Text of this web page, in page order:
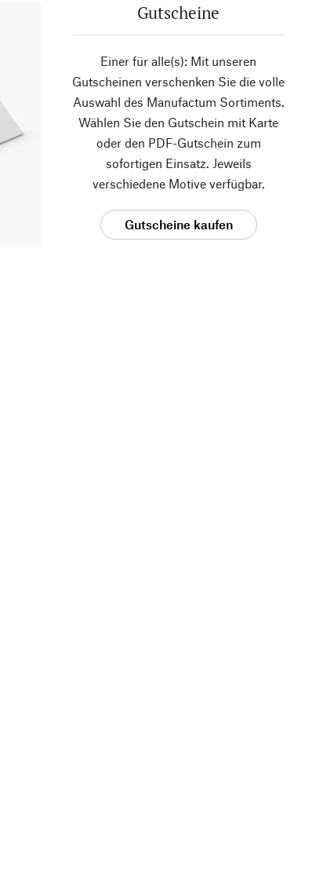
Gutscheine
Einer für alle(s): Mit unseren
Gutscheinen verschenken Sie die volle
Auswahl des Manufactum Sortiments.
Wählen Sie den Gutschein mit Karte
oder den PDF-Gutschein zum
sofortigen Einsatz. Jeweils
verschiedene Motive verfügbar.
Gutscheine kaufen